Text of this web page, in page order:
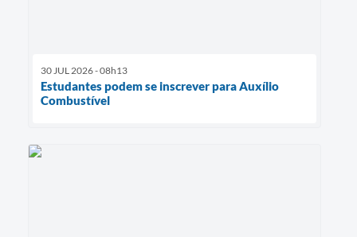
30 JUL 2026 - 08h13
Estudantes podem se inscrever para Auxílio
Combustível